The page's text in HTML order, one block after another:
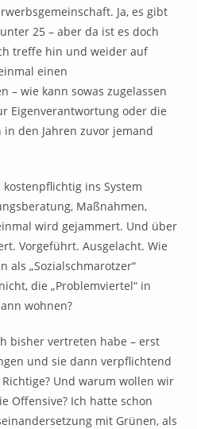
Ja, es gibt
25 – aber da ist es doch
treffe hin und weider auf
einen
– wie kann sowas zugelassen
Eigenverantwortung oder die
den Jahren zuvor jemand
ins System
Maßnahmen,
wird gejammert. Und über
Vorgeführt. Ausgelacht. Wie
als „Sozialschmarotzer“
die „Problemviertel“ in
wohnen?
bisher vertreten habe – erst
und sie dann verpflichtend
Und warum wollen wir
Offensive? Ich hatte schon
mit Grünen, als